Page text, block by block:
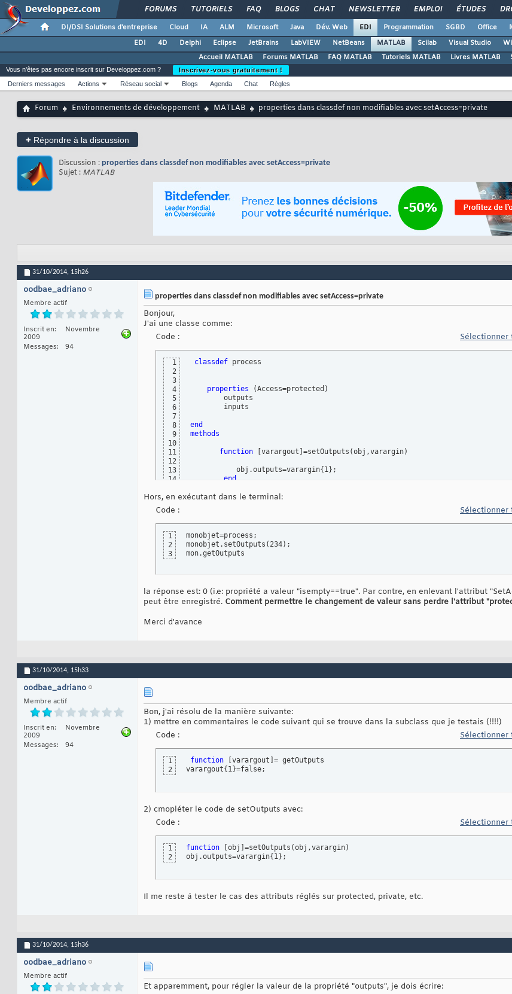
FORUMS TUTORIELS FAQ BLOGS CHAT NEWSLETTER EMPLOI ÉTUDES
DI/DSI Solutions d'entreprise Cloud IA ALM Microsoft Java Dév. Web EDI Programmation SGBD Office
EDI
4D Delphi Eclipse JetBrains LabVIEW NetBeans MATLAB Scilab Visual Studio
Accueil MATLAB
Forums MATLAB FAQ MATLAB Tutoriels MATLAB Livres MATLAB
Vous n'êtes pas encore inscrit sur Developpez.com ?
Inscrivez-vous gratuitement !
Derniers messages
Actions Réseau social Blogs Agenda Chat Règles
Forum Environnements de développement MATLAB properties dans classdef non modifiables avec setAccess=private
+ Répondre à la discussion
Discussion : properties dans classdef non modifiables avec setAccess=private
Sujet : MATLAB
31/10/2014, 15h26
oodbae_adriano
Membre actif
Inscrit en
Novembre
2009
Messages
94
properties dans classdef non modifiables avec setAccess=private
Bonjour,
J'ai une classe comme:
Code :
Sélectionner
1
2
3
4
5
6
7
8
9
10
11
12
13
14
16
17
18
19
20
21
classdef process
properties (Access=protected )
        outputs
        inputs
end
methods
function varargout =setOutputs (obj,varargin)
           obj.outputs=varargin
{ 1}
        end
        end
   end
end
Hors, en exécutant dans le terminal:
Code :
Sélectionner
1
2
3
monobjet=process;
monobjet.setOutputs ( 234) ;
mon.getOutputs
la réponse est: 0 (i.e: propriété a valeur "isempty==true". Par contre, en enlevant l'attribut
peut être enregistré. Comment permettre le changement de valeur sans perdre l'attribut
Merci d'avance
31/10/2014, 15h33
oodbae_adriano
Membre actif
Inscrit en
Novembre
2009
Messages
94
Bon, j'ai résolu de la manière suivante:
1) mettre en commentaires le code suivant qui se trouve dans la subclass que je testais (!!!!)
Code :
Sélectionner
1
2
function varargout = getOutputs
varargout{ 1}=false;
2) cmopléter le code de setOutputs avec:
Code :
Sélectionner
1
2
function obj =setOutputs (obj,varargin)
obj.outputs=varargin{ 1} ;
Il me reste á tester le cas des attributs réglés sur protected, private, etc.
31/10/2014, 15h36
oodbae_adriano
Membre actif
Et apparemment, pour régler la valeur de la propriété "outputs", je dois écrire: